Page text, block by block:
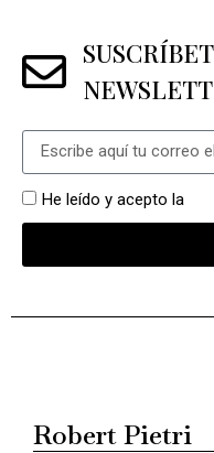
He leído y acepto la
Robert Pietri